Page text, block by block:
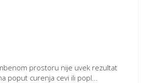
prostoru nije uvek rezultat
poput curenja cevi ili popl...